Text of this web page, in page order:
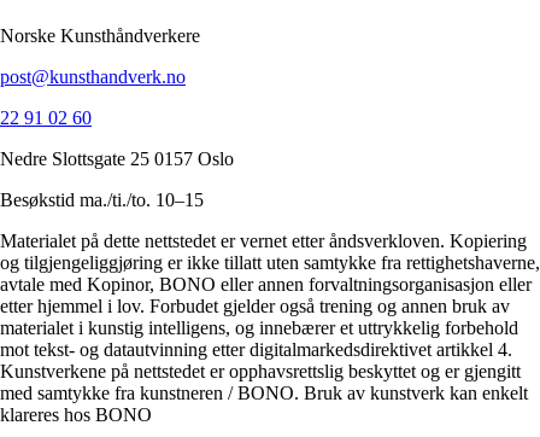
Norske Kunsthåndverkere
post@kunsthandverk.no
22 91 02 60
Nedre Slottsgate 25 0157 Oslo
Besøkstid ma./ti./to. 10–15
Materialet på dette nettstedet er vernet etter åndsverkloven. Kopiering
og tilgjengeliggjøring er ikke tillatt uten samtykke fra rettighetshaverne,
avtale med Kopinor, BONO eller annen forvaltningsorganisasjon eller
etter hjemmel i lov. Forbudet gjelder også trening og annen bruk av
materialet i kunstig intelligens, og innebærer et uttrykkelig forbehold
mot tekst- og datautvinning etter digitalmarkedsdirektivet artikkel 4.
Kunstverkene på nettstedet er opphavsrettslig beskyttet og er gjengitt
med samtykke fra kunstneren / BONO. Bruk av kunstverk kan enkelt
klareres hos BONO